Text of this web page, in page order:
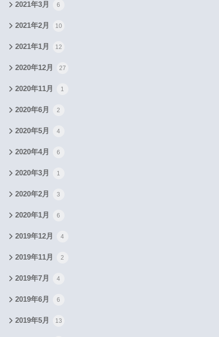
2021年3月 6
2021年2月 10
2021年1月 12
2020年12月 27
2020年11月 1
2020年6月 2
2020年5月 4
2020年4月 6
2020年3月 1
2020年2月 3
2020年1月 6
2019年12月 4
2019年11月 2
2019年7月 4
2019年6月 6
2019年5月 13